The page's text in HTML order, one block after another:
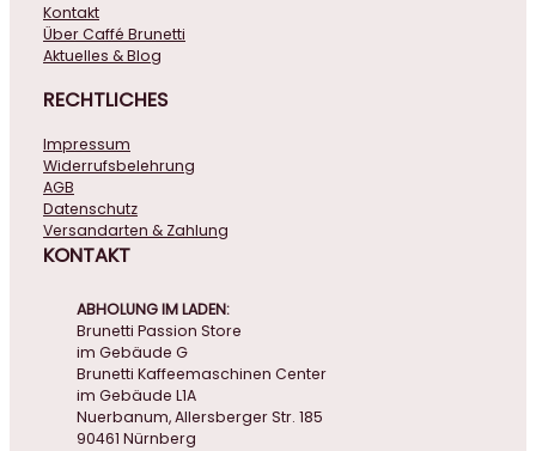
Kontakt
Über Caffé Brunetti
Aktuelles & Blog
RECHTLICHES
Impressum
Widerrufsbelehrung
AGB
Datenschutz
Versandarten & Zahlung
KONTAKT
ABHOLUNG IM LADEN:
Brunetti Passion Store
im Gebäude G
Brunetti Kaffeemaschinen Center
im Gebäude L1A
Nuerbanum, Allersberger Str. 185
90461 Nürnberg